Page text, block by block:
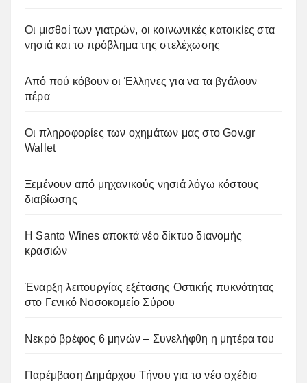
Οι μισθοί των γιατρών, οι κοινωνικές κατοικίες στα
νησιά και το πρόβλημα της στελέχωσης
Από πού κόβουν οι Έλληνες για να τα βγάλουν
πέρα
Οι πληροφορίες των οχημάτων μας στο Gov.gr
Wallet
Ξεμένουν από μηχανικούς νησιά λόγω κόστους
διαβίωσης
Η Santo Wines αποκτά νέο δίκτυο διανομής
κρασιών
Έναρξη λειτουργίας εξέτασης Οστικής πυκνότητας
στο Γενικό Νοσοκομείο Σύρου
Νεκρό βρέφος 6 μηνών – Συνελήφθη η μητέρα του
Παρέμβαση Δημάρχου Τήνου για το νέο σχέδιο